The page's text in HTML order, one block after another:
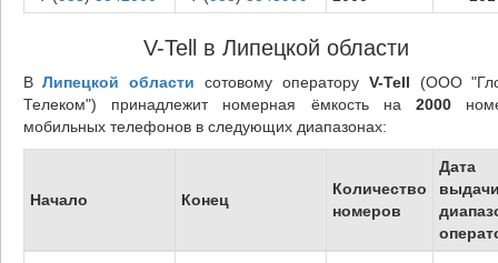
V-Tell в Липецкой области
ВЛипецкой области сотовому оператору V-Tell (ООО
Телеком") принадлежит номерная ёмкость на2000
мобильных телефонов в следующих диапазонах:
Начало Конец
Количество
номеров
Дата